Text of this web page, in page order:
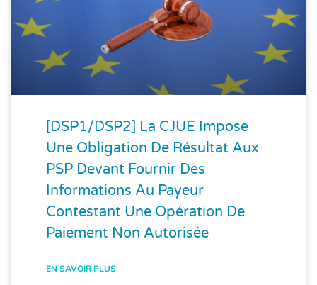
[DSP1/DSP2] La CJUE Impose
Une Obligation De Résultat Aux
PSP Devant Fournir Des
Informations Au Payeur
Contestant Une Opération De
Paiement Non Autorisée
EN SAVOIR PLUS